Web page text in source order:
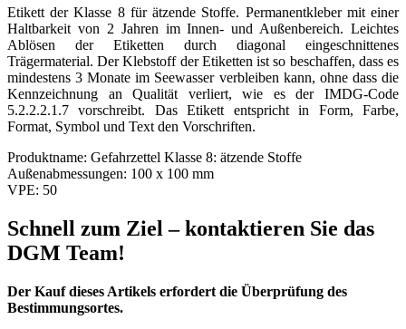
Etikett der Klasse 8 für ätzende Stoffe. Permanentkleber mit einer
Haltbarkeit von 2 Jahren im Innen- und Außenbereich. Leichtes
Ablösen der Etiketten durch diagonal eingeschnittenes
Trägermaterial. Der Klebstoff der Etiketten ist so beschaffen, dass es
mindestens 3 Monate im Seewasser verbleiben kann, ohne dass die
Kennzeichnung an Qualität verliert, wie es der IMDG-Code
5.2.2.2.1.7 vorschreibt. Das Etikett entspricht in Form, Farbe,
Format, Symbol und Text den Vorschriften.
Produktname: Gefahrzettel Klasse 8: ätzende Stoffe
Außenabmessungen: 100 x 100 mm
VPE: 50
Schnell zum Ziel – kontaktieren Sie das
DGM Team!
Der Kauf dieses Artikels erfordert die Überprüfung des
Bestimmungsortes.